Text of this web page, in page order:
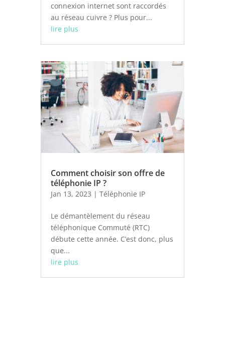
connexion internet sont raccordés
au réseau cuivre ? Plus pour...
lire plus
Comment choisir son offre de
téléphonie IP ?
Jan 13, 2023 | Téléphonie IP
Le démantèlement du réseau
téléphonique Commuté (RTC)
débute cette année. C’est donc, plus
que...
lire plus